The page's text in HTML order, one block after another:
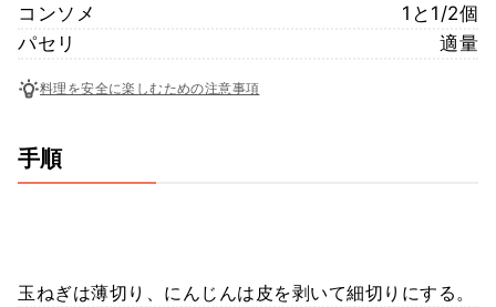
コンソメ
1と1/2個
パセリ
適量
料理を安全に楽しむための注意事項
手順
玉ねぎは薄切り、にんじんは皮を剥いて細切りにする。